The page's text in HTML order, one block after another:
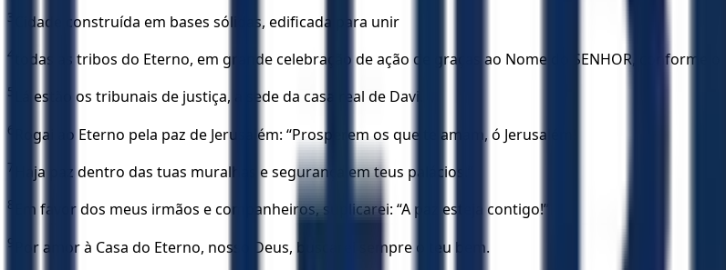
3 Cidade construída em bases sólidas, edificada para unir
4 todas as tribos do Eterno, em grande celebração de ação de graças ao Nome do SENHOR, conforme o
5 Lá estão os tribunais de justiça, a sede da casa real de Davi.
6 Rogai ao Eterno pela paz de Jerusalém: “Prosperem os que te amam, ó Jerusalém!
7 Haja paz dentro das tuas muralhas e segurança em teus palácios.”
8 Em favor dos meus irmãos e companheiros, suplicarei: “A paz esteja contigo!”
9
Por amor à Casa do Eterno, nosso Deus, buscarei sempre o teu bem.